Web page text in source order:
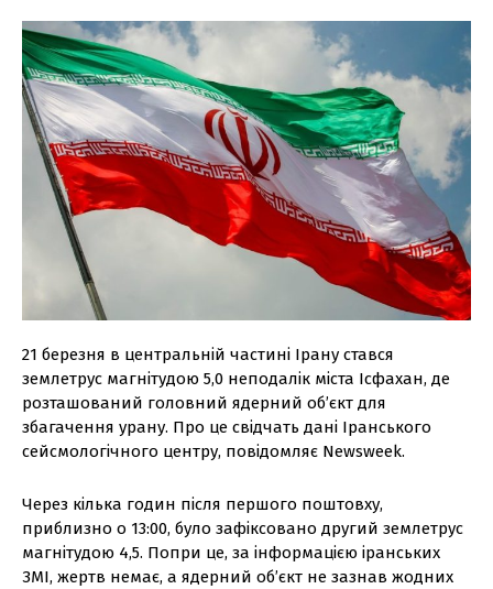
21 березня в центральній частині Ірану стався
землетрус магнітудою 5,0 неподалік міста Ісфахан, де
розташований головний ядерний об’єкт для
збагачення урану. Про це свідчать дані Іранського
сейсмологічного центру, повідомляє Newsweek.
Через кілька годин після першого поштовху,
приблизно о 13:00, було зафіксовано другий землетрус
магнітудою 4,5. Попри це, за інформацією іранських
ЗМІ, жертв немає, а ядерний об’єкт не зазнав жодних